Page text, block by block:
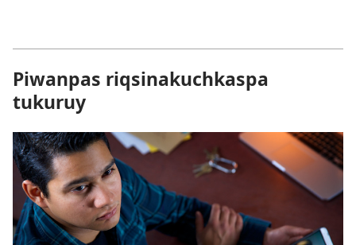
Piwanpas riqsinakuchkaspa
tukuruy